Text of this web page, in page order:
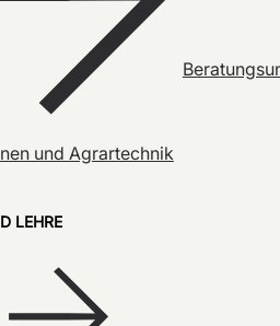
und Agrartechnik
LEHRE